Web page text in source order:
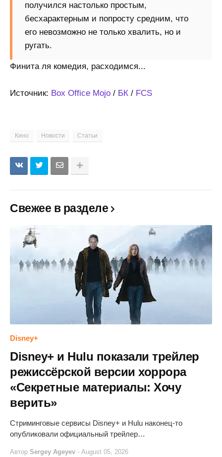
получился настолько простым,
бесхарактерным и попросту средним, что
его невозможно не только хвалить, но и
ругать.
Финита ля комедия, расходимся...
Источник: Box Office Mojo / БК / FCS
Кино Новости Статьи
Свежее в разделе
Disney+
Disney+ и Hulu показали трейлер
режиссёрской версии хоррора
«Секретные материалы: Хочу
верить»
Стриминговые сервисы Disney+ и Hulu наконец-то
опубликовали официальный трейлер…
Автор Sergey Ageyev - August 05, 2026